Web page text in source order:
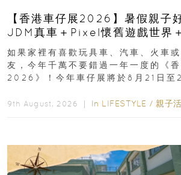
【香港車仔展2026】暑假親子
JDM真車＋Pixel懷舊遊戲世界
8月灣仔登場 車迷家庭必去！
如果家裡有喜歡玩具車、汽車、火車
友，今年千萬不要錯過一年一度的《
2026》！今年車仔展將於8月21日至
9th August, 2026 ｜ In LIFESTYLE / 親子